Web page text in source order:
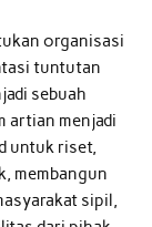
organisasi
tuntutan
sebuah
artian menjadi
untuk riset,
membangun
sipil,